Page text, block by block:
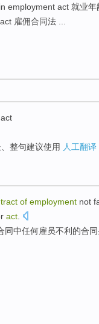
employment act 就业
雇佣合同法 ...
整句建议使用 人工翻译
of employment not
act
同中任何雇员不利 的合同